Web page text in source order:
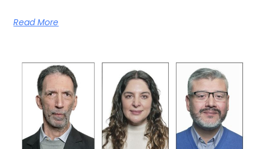
Read More